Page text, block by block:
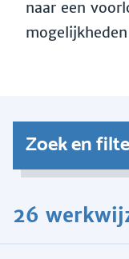
naar een
Zoek en
26